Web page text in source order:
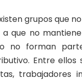
grupos que
que no
no forman
Entre ellos
trabajadores